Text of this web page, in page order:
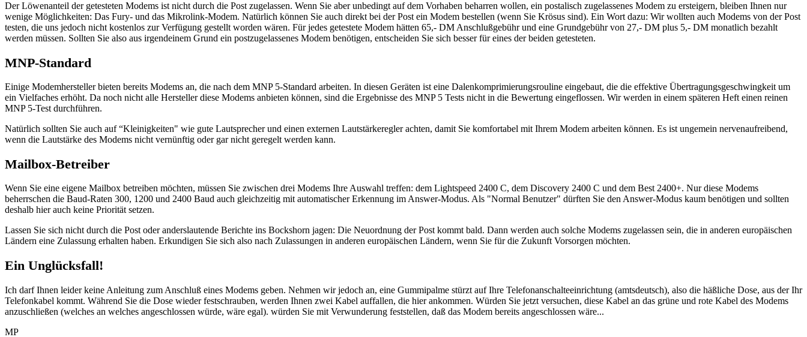
Der Löwenanteil der getesteten Modems ist nicht durch die Post zugelassen. Wenn Sie aber unbedingt auf dem Vorhaben beharren wollen, ein postalisch zugelassenes Modem zu ersteigern, bleiben Ihnen nur
wenige Möglichkeiten: Das Fury- und das Mikrolink-Modem. Natürlich können Sie auch direkt bei der Post ein Modem bestellen (wenn Sie Krösus sind). Ein Wort dazu: Wir wollten auch Modems von der Post
testen, die uns jedoch nicht kostenlos zur Verfügung gestellt worden wären. Für jedes getestete Modem hätten 65,- DM Anschlußgebühr und eine Grundgebühr von 27,- DM plus 5,- DM monatlich bezahlt
werden müssen. Sollten Sie also aus irgendeinem Grund ein postzugelassenes Modem benötigen, entscheiden Sie sich besser für eines der beiden getesteten.
MNP-Standard
Einige Modemhersteller bieten bereits Modems an, die nach dem MNP 5-Standard arbeiten. In diesen Geräten ist eine Dalenkomprimierungsrouline eingebaut, die die effektive Übertragungsgeschwingkeit um
ein Vielfaches erhöht. Da noch nicht alle Hersteller diese Modems anbieten können, sind die Ergebnisse des MNP 5 Tests nicht in die Bewertung eingeflossen. Wir werden in einem späteren Heft einen reinen
MNP 5-Test durchführen.
Natürlich sollten Sie auch auf “Kleinigkeiten" wie gute Lautsprecher und einen externen Lautstärkeregler achten, damit Sie komfortabel mit Ihrem Modem arbeiten können. Es ist ungemein nervenaufreibend,
wenn die Lautstärke des Modems nicht vernünftig oder gar nicht geregelt werden kann.
Mailbox-Betreiber
Wenn Sie eine eigene Mailbox betreiben möchten, müssen Sie zwischen drei Modems Ihre Auswahl treffen: dem Lightspeed 2400 C, dem Discovery 2400 C und dem Best 2400+. Nur diese Modems
beherrschen die Baud-Raten 300, 1200 und 2400 Baud auch gleichzeitig mit automatischer Erkennung im Answer-Modus. Als "Normal Benutzer" dürften Sie den Answer-Modus kaum benötigen und sollten
deshalb hier auch keine Priorität setzen.
Lassen Sie sich nicht durch die Post oder anderslautende Berichte ins Bockshorn jagen: Die Neuordnung der Post kommt bald. Dann werden auch solche Modems zugelassen sein, die in anderen europäischen
Ländern eine Zulassung erhalten haben. Erkundigen Sie sich also nach Zulassungen in anderen europäischen Ländern, wenn Sie für die Zukunft Vorsorgen möchten.
Ein Unglücksfall!
Ich darf Ihnen leider keine Anleitung zum Anschluß eines Modems geben. Nehmen wir jedoch an, eine Gummipalme stürzt auf Ihre Telefonanschalteeinrichtung (amtsdeutsch), also die häßliche Dose, aus der Ihr
Telefonkabel kommt. Während Sie die Dose wieder festschrauben, werden Ihnen zwei Kabel auffallen, die hier ankommen. Würden Sie jetzt versuchen, diese Kabel an das grüne und rote Kabel des Modems
anzuschließen (welches an welches angeschlossen würde, wäre egal). würden Sie mit Verwunderung feststellen, daß das Modem bereits angeschlossen wäre...
MP